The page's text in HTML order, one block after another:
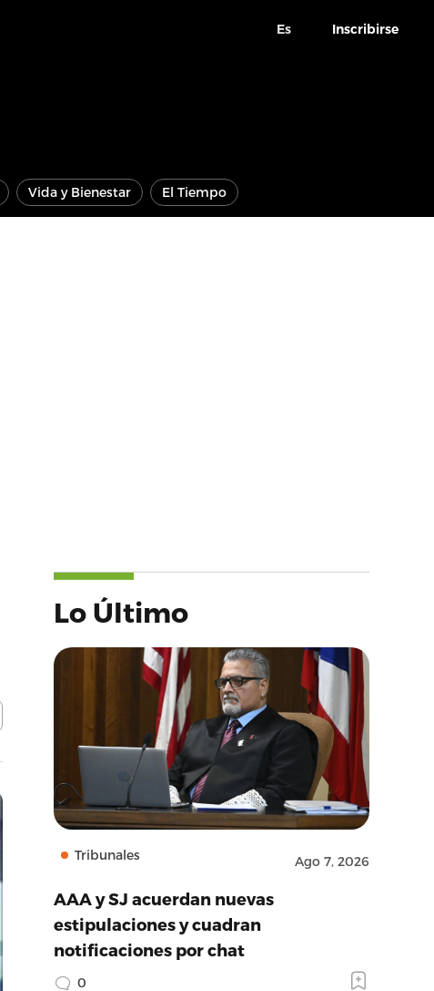
Es Inscribirse
Vida y Bienestar El Tiempo
Lo Último
Tribunales Ago 7, 2026
AAA y SJ acuerdan nuevas
estipulaciones y cuadran
notificaciones por chat
0